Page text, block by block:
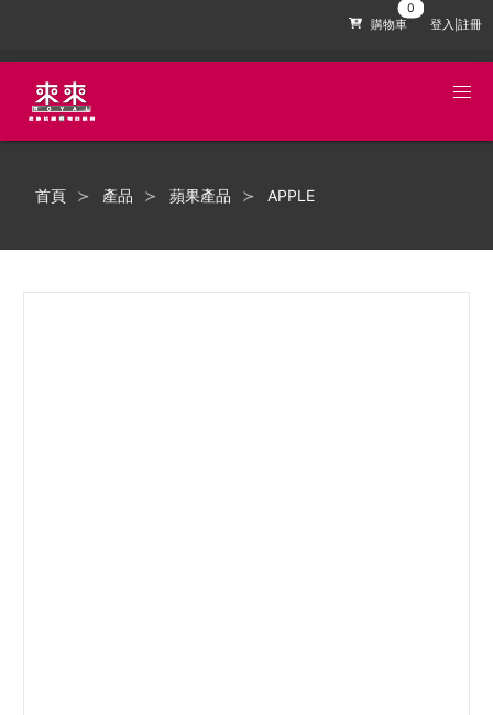
購物車 登入|註冊
首頁 產品 蘋果產品 APPLE